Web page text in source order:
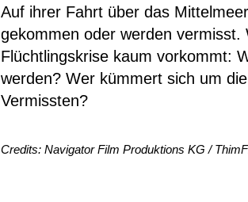
Auf ihrer Fahrt über das
gekommen oder werden
Flüchtlingskrise kaum vorkommt:
werden? Wer kümmert sich um
Vermissten?
Credits: Navigator Film Produktions KG /